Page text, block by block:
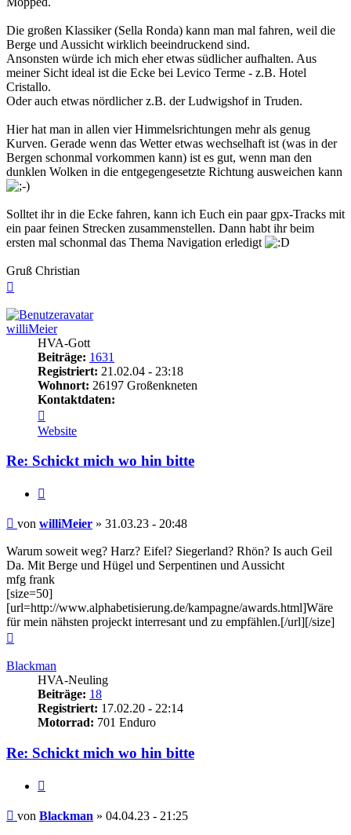
Die großen Klassiker (Sella Ronda) kann man mal fahren, weil die
Berge und Aussicht wirklich beeindruckend sind.
Ansonsten würde ich mich eher etwas südlicher aufhalten. Aus
meiner Sicht ideal ist die Ecke bei Levico Terme - z.B. Hotel
Cristallo.
Oder auch etwas nördlicher z.B. der Ludwigshof in Truden.
Hier hat man in allen vier Himmelsrichtungen mehr als genug
Kurven. Gerade wenn das Wetter etwas wechselhaft ist (was in der
Bergen schonmal vorkommen kann) ist es gut, wenn man den
dunklen Wolken in die entgegengesetzte Richtung ausweichen kann
Solltet ihr in die Ecke fahren, kann ich Euch ein paar gpx-Tracks mit
ein paar feinen Strecken zusammenstellen. Dann habt ihr beim
ersten mal schonmal das Thema Navigation erledigt
Gruß Christian
williMeier
HVA-Gott
Beiträge: 1631
Registriert: 21.02.04 - 23:18
Wohnort: 26197 Großenkneten
Kontaktdaten:
von
williMeier
Website
Re: Schickt mich wo hin bitte
Beitrag
von williMeier » 31.03.23 - 20:48
Warum soweit weg? Harz? Eifel? Siegerland? Rhön? Is auch Geil
Da. Mit Berge und Hügel und Serpentinen und Aussicht
mfg frank
[size=50]
[url=http://www.alphabetisierung.de/kampagne/awards.html]Wäre
für mein nähsten projeckt interresant und zu empfählen.[/url][/size]
Blackman
HVA-Neuling
Beiträge: 18
Registriert: 17.02.20 - 22:14
Motorrad: 701 Enduro
Re: Schickt mich wo hin bitte
Beitrag
von Blackman » 04.04.23 - 21:25